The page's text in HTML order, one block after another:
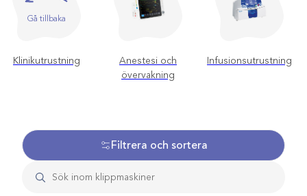
Gå tillbaka
Klinikutrustning
Anestesi och
övervakning
Infusionsutrustning
Filtrera och sortera